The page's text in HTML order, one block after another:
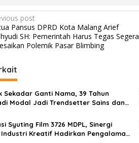
post
Pansus DPRD Kota Malang Arief
SH: Pemerintah Harus Tegas Segera
Polemik Pasar Blimbing
Sekadar Ganti Nama, 39 Tahun
Modal Jadi Trendsetter Sains dan
Syuting Film 3726 MDPL, Sinergi
Industri Kreatif Hadirkan Pengalaman